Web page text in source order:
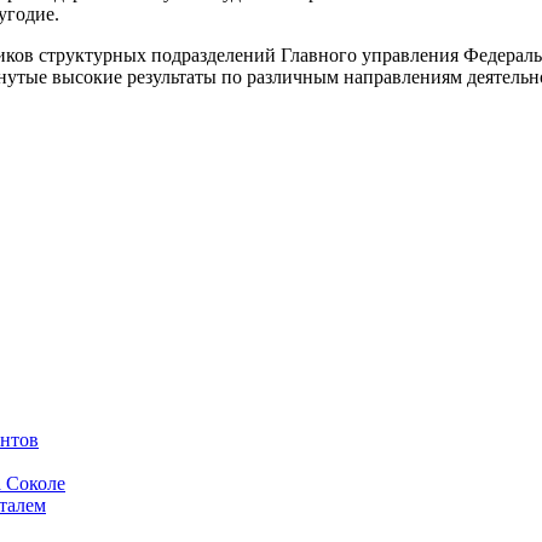
структурных подразделений Главного управления
высокие результаты по различным направлениям
Соколе